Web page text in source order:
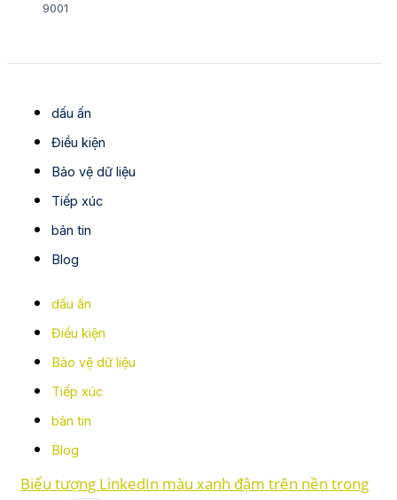
9001
dấu ấn
Điều kiện
Bảo vệ dữ liệu
Tiếp xúc
bản tin
Blog
dấu ấn
Điều kiện
Bảo vệ dữ liệu
Tiếp xúc
bản tin
Blog
Biểu tượng LinkedIn màu xanh đậm trên nền trong